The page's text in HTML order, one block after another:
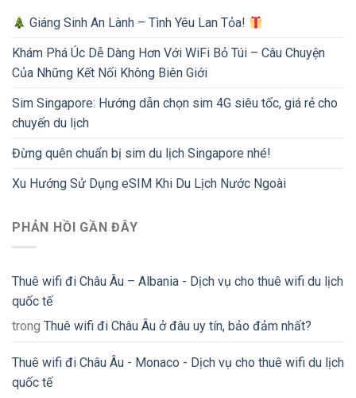
Giáng Sinh An Lành – Tình Yêu Lan Tỏa!
Khám Phá Úc Dễ Dàng Hơn Với WiFi Bỏ Túi – Câu Chuyện
Của Những Kết Nối Không Biên Giới
Sim Singapore: Hướng dẫn chọn sim 4G siêu tốc, giá rẻ cho
chuyến du lịch
Đừng quên chuẩn bị sim du lịch Singapore nhé!
Xu Hướng Sử Dụng eSIM Khi Du Lịch Nước Ngoài
PHẢN HỒI GẦN ĐÂY
Thuê wifi đi Châu Âu – Albania - Dịch vụ cho thuê wifi du lịch
quốc tế
trong Thuê wifi đi Châu Âu ở đâu uy tín, bảo đảm nhất?
Thuê wifi đi Châu Âu - Monaco - Dịch vụ cho thuê wifi du lịch
quốc tế